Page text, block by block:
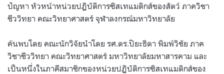
ปัญหา หัวหน้าหน่วยปฏิบัติการซิสเทแมติกส์ของสัตว์ ภาควิชา
ชีววิทยา คณะวิทยาศาสตร์ จุฬาลงกรณ์มหาวิทยาลัย
ค้นพบโดย คณะนักวิจัยนำโดย รศ.ดร.ปิยะธิดา พิมพ์วิชัย ภาค
วิชาชีววิทยา คณะวิทยาศาสตร์ มหาวิทยาลัยมหาสารคาม และ
เป็นหนึ่งในภาคีสมาชิกของหน่วยปฏิบัติการซิสเทแมติกส์ของ